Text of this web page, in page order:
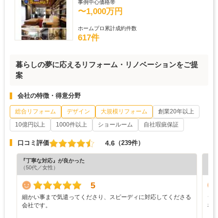
事例中心価格帯
〜1,000万円
ホームプロ累計成約件数
617件
暮らしの夢に応えるリフォーム・リノベーションをご提
案
会社の特徴・得意分野
総合リフォーム デザイン 大規模リフォーム
創業20年以上
10億円以上
1000件以上 ショールーム 自社瑕疵保証
口コミ評価 4.6 （239件）
『丁寧な対応』が良かった
（50代／女性）
5
細かい事まで気遣ってくださり、スピーディに対応してくださる
会社です。
シ
な